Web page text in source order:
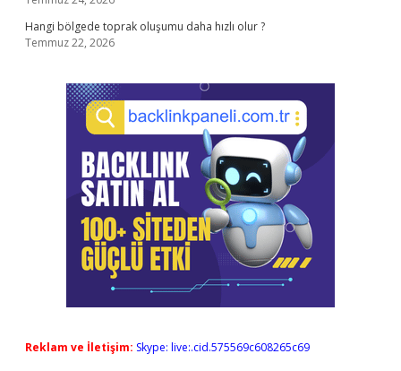
Hangi bölgede toprak oluşumu daha hızlı olur ?
Temmuz 22, 2026
Reklam ve İletişim: Skype: live:.cid.575569c608265c69